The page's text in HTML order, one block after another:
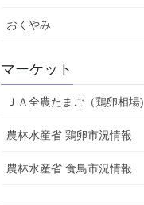
おくやみ
マーケット
ＪＡ全農たまご（鶏卵相場)
農林水産省 鶏卵市況情報
農林水産省 食鳥市況情報